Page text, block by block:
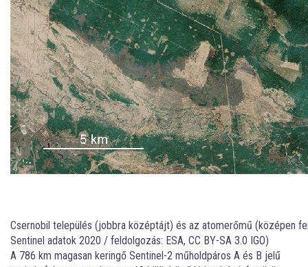
Csernobil település (jobbra középtájt) és az atomerőmű (középen
Sentinel adatok 2020 / feldolgozás: ESA, CC BY-SA 3.0 IGO)
A 786 km magasan keringő Sentinel-2 műholdpáros A és B jelű